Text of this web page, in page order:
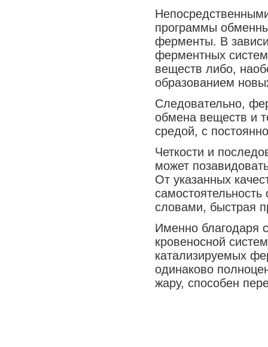
программы
ферменты. В
ферментных
веществ либо,
образованием
Следовательно,
обмена веществ и
средой, с
Четкости и
может
От указанных
словами, быстрая
Именно благодаря
кровеносной
катализируемых
одинаково
жару, способен